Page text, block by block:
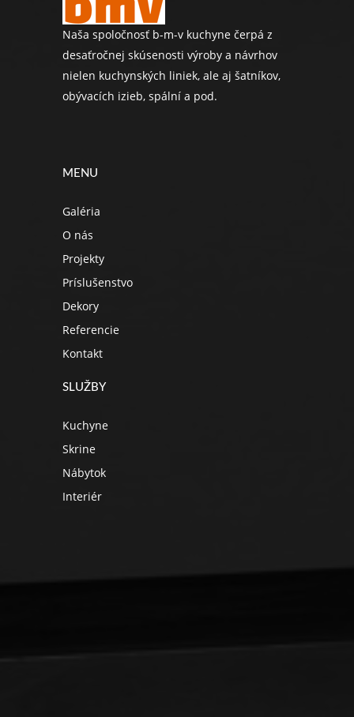
Naša spoločnosť b-m-v kuchyne čerpá z
desaťročnej skúsenosti výroby a návrhov
nielen kuchynských liniek, ale aj šatníkov,
obývacích izieb, spální a pod.
MENU
Galéria
O nás
Projekty
Príslušenstvo
Dekory
Referencie
Kontakt
SLUŽBY
Kuchyne
Skrine
Nábytok
Interiér